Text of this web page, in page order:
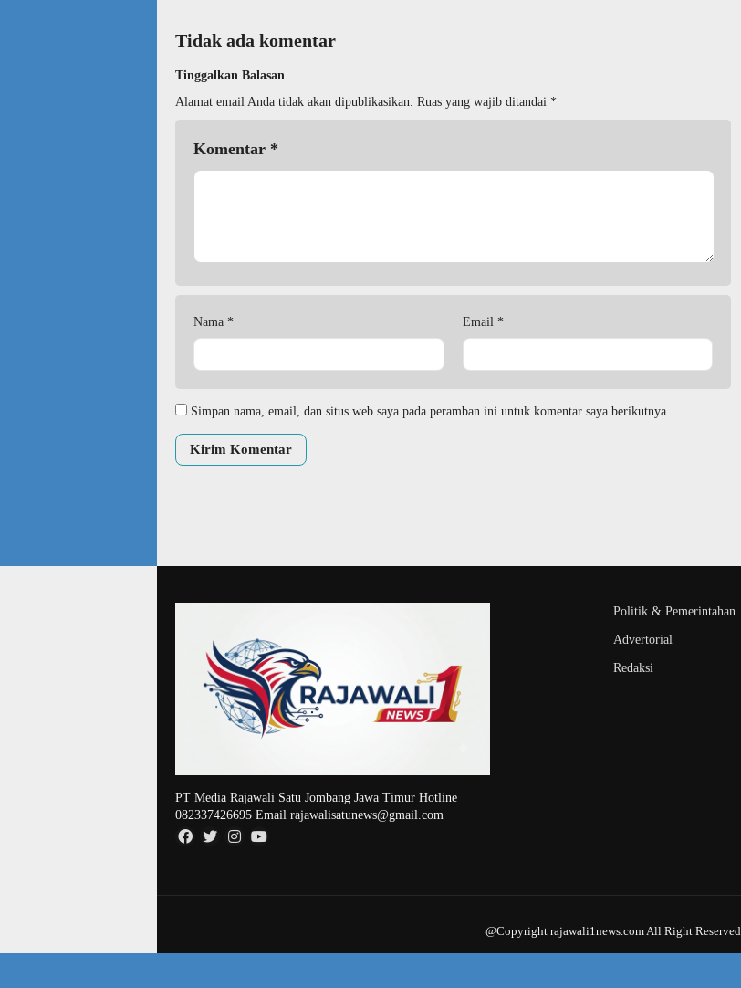
Tidak ada komentar
Tinggalkan Balasan
Alamat email Anda tidak akan dipublikasikan. Ruas yang wajib ditandai *
Komentar *
Nama * Email *
Simpan nama, email, dan situs web saya pada peramban ini untuk komentar saya berikutnya.
Politik & Pemerintahan
Advertorial
Redaksi
PT Media Rajawali Satu Jombang Jawa Timur Hotline
082337426695 Email rajawalisatunews@gmail.com
@Copyright rajawali1news.com All Right Reserved